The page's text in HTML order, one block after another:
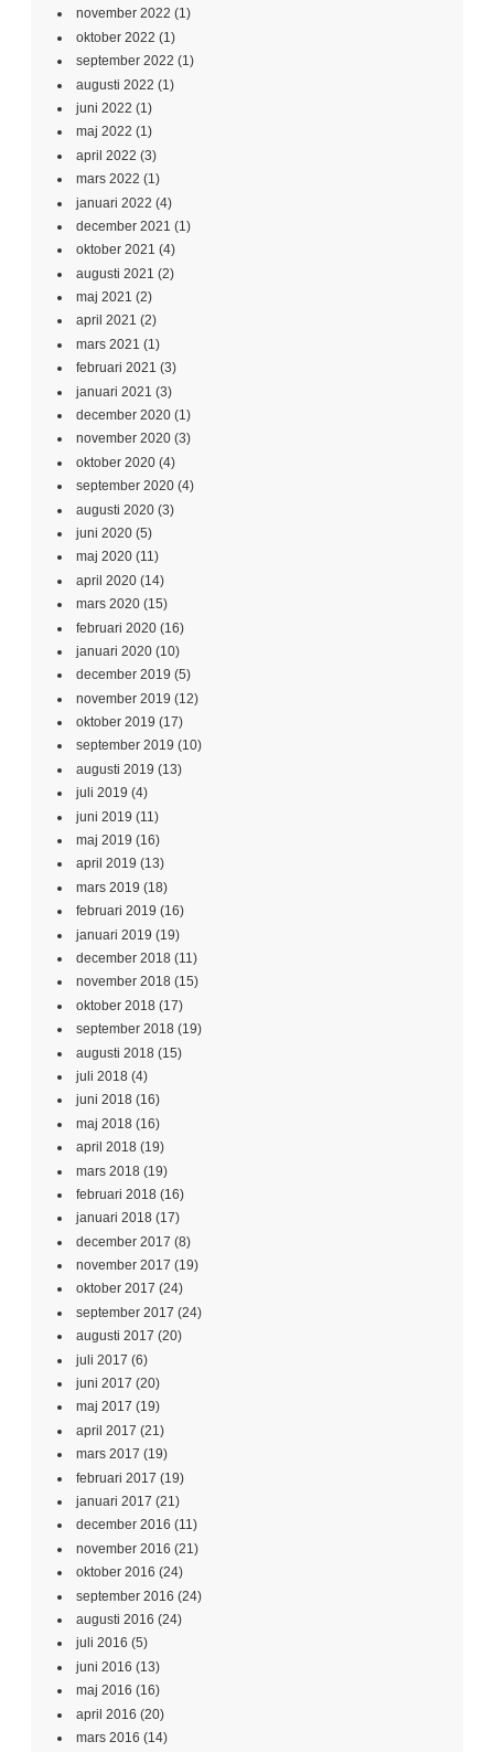
november 2022 (1)
oktober 2022 (1)
september 2022 (1)
augusti 2022 (1)
juni 2022 (1)
maj 2022 (1)
april 2022 (3)
mars 2022 (1)
januari 2022 (4)
december 2021 (1)
oktober 2021 (4)
augusti 2021 (2)
maj 2021 (2)
april 2021 (2)
mars 2021 (1)
februari 2021 (3)
januari 2021 (3)
december 2020 (1)
november 2020 (3)
oktober 2020 (4)
september 2020 (4)
augusti 2020 (3)
juni 2020 (5)
maj 2020 (11)
april 2020 (14)
mars 2020 (15)
februari 2020 (16)
januari 2020 (10)
december 2019 (5)
november 2019 (12)
oktober 2019 (17)
september 2019 (10)
augusti 2019 (13)
juli 2019 (4)
juni 2019 (11)
maj 2019 (16)
april 2019 (13)
mars 2019 (18)
februari 2019 (16)
januari 2019 (19)
december 2018 (11)
november 2018 (15)
oktober 2018 (17)
september 2018 (19)
augusti 2018 (15)
juli 2018 (4)
juni 2018 (16)
maj 2018 (16)
april 2018 (19)
mars 2018 (19)
februari 2018 (16)
januari 2018 (17)
december 2017 (8)
november 2017 (19)
oktober 2017 (24)
september 2017 (24)
augusti 2017 (20)
juli 2017 (6)
juni 2017 (20)
maj 2017 (19)
april 2017 (21)
mars 2017 (19)
februari 2017 (19)
januari 2017 (21)
december 2016 (11)
november 2016 (21)
oktober 2016 (24)
september 2016 (24)
augusti 2016 (24)
juli 2016 (5)
juni 2016 (13)
maj 2016 (16)
april 2016 (20)
mars 2016 (14)